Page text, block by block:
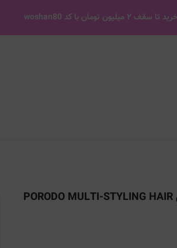
سشوار چندکاره پرودو مدل PORODO MULTI-STYLING HAIR